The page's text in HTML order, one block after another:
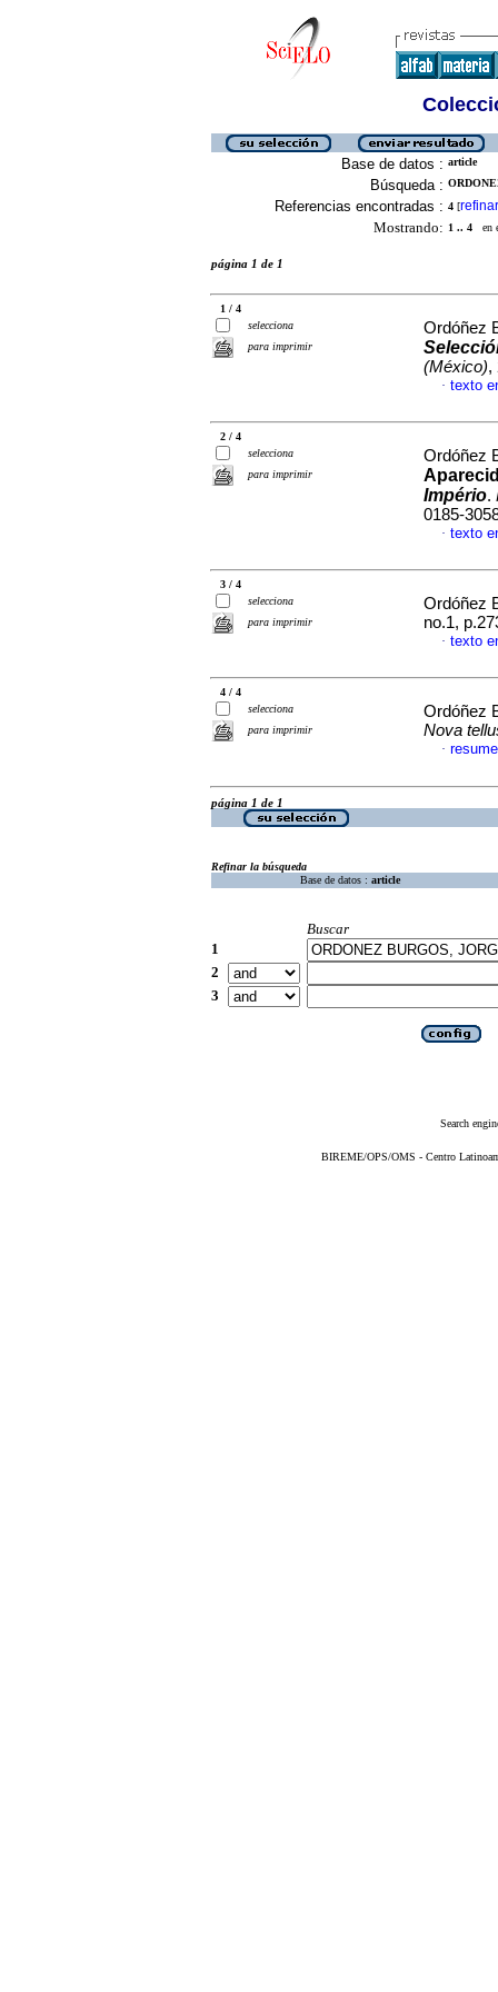
Base de datos : article
Búsqueda :
Referencias encontradas : 4 [refinar
Mostrando: 1 .. 4 en
página 1 de 1
1 / 4
selecciona
para imprimir
Ordóñez
(México),
· texto
2 / 4
selecciona
para imprimir
Ordóñez
Império.
0185-
· texto
3 / 4
selecciona
para imprimir
Ordóñez
no.1,
· texto
4 / 4
selecciona
para imprimir
Ordóñez
Nova
·
página 1 de 1
Refinar la búsqueda
Base de datos : article
Buscar
1
2
3
Search
BIREME/OPS/OMS - Centro